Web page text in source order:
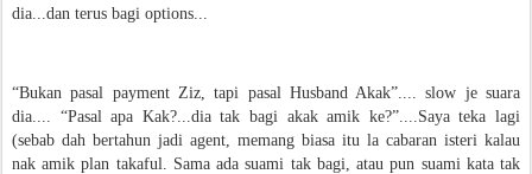
dia...dan terus bagi options...
“Bukan pasal payment Ziz, tapi pasal Husband Akak”.... slow je suara
dia.... “Pasal apa Kak?...dia tak bagi akak amik ke?”....Saya teka lagi
(sebab dah bertahun jadi agent, memang biasa itu la cabaran isteri kalau
nak amik plan takaful. Sama ada suami tak bagi, atau pun suami kata tak